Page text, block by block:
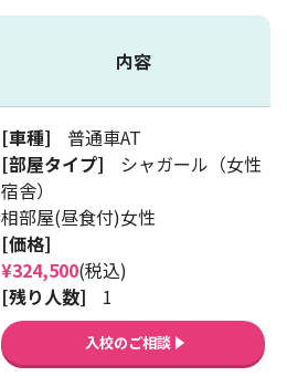
内容
[車種]
普通車AT
[部屋タイプ]
シャガール（女性
宿舎）
相部屋(昼食付)女性
[価格]
¥324,500(税込)
[残り人数]
1
入校のご相談